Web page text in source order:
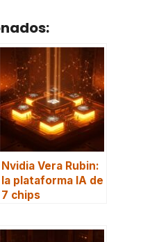
Nvidia Vera Rubin:
la plataforma IA de
7 chips